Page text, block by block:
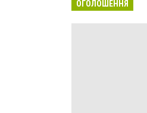
ОГОЛОШЕННЯ